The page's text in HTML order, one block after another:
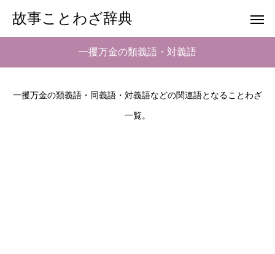
故事ことわざ辞典
一攫万金の類義語・対義語
一攫万金の類義語・同義語・対義語などの関連語となることわざ
一覧。